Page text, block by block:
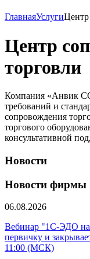
ГлавнаяУслуги
Центр
торговли
Компания «Анвик
требований и
сопровождения
торгового
консультативной
Новости
Новости фирмы
06.08.2026
Вебинар "1С-ЭДО на
первичку и
11:00 (МСК)